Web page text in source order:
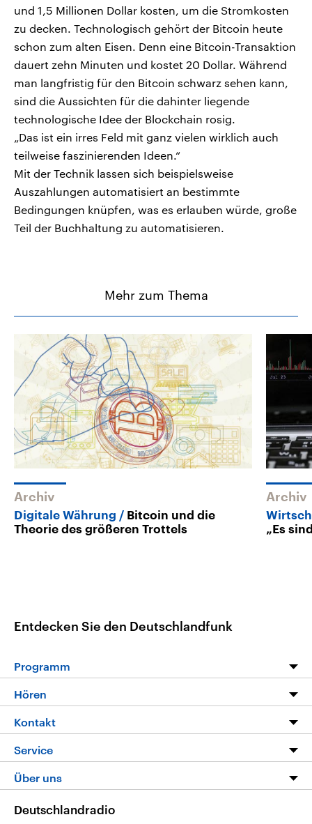
und 1,5 Millionen Dollar kosten, um die Stromkosten
zu decken. Technologisch gehört der Bitcoin heute
schon zum alten Eisen. Denn eine Bitcoin-Transaktion
dauert zehn Minuten und kostet 20 Dollar. Während
man langfristig für den Bitcoin schwarz sehen kann,
sind die Aussichten für die dahinter liegende
technologische Idee der Blockchain rosig.
„Das ist ein irres Feld mit ganz vielen wirklich auch
teilweise faszinierenden Ideen.“
Mit der Technik lassen sich beispielsweise
Auszahlungen automatisiert an bestimmte
Bedingungen knüpfen, was es erlauben würde, große
Teil der Buchhaltung zu automatisieren.
Mehr zum Thema
Archiv
Digitale Währung
Bitcoin und die
Theorie des größeren Trottels
Archiv
„Es
Entdecken Sie den Deutschlandfunk
Programm
Programm
Die Nachrichten
Nachrichtenleicht
Neue Beiträge auf dlf.de
Hören
Livestream
Podcasts
Deutschlandfunk App
Nachrichten App
Kontakt
Hörerservice
Service
FAQ
Veranstaltungen
Über uns
Deutschlandradio